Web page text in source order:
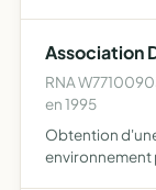
Association
RNA
en 1995
Obtention
environnement